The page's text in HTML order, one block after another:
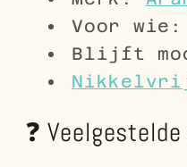
Voor wie:
Blijft
❓